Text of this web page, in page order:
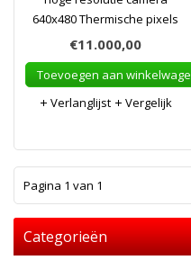
640x480 Thermische pixels
€11.000,00
Toevoegen aan winkelwagen
Verlanglijst
Vergelijk
Pagina 1 van 1
Categorieën